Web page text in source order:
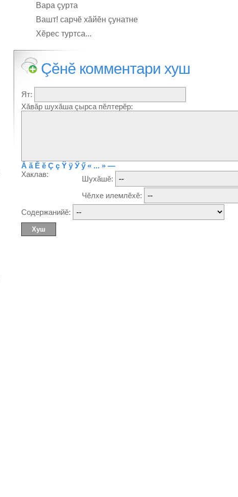
Вара çурта
Вашт! сарчĕ хăйĕн çунатне
Хĕрес туртса...
Çĕнĕ комментари хуш
Ят:
Хăвăр шухăша çырса пĕлтерĕр:
Ă ă Ĕ ĕ Ç ç Ÿ ÿ Ӳ ӳ « ... » —
Хаклав:
Шухăшĕ:
Чĕлхе илемлĕхĕ:
Содержанийĕ: